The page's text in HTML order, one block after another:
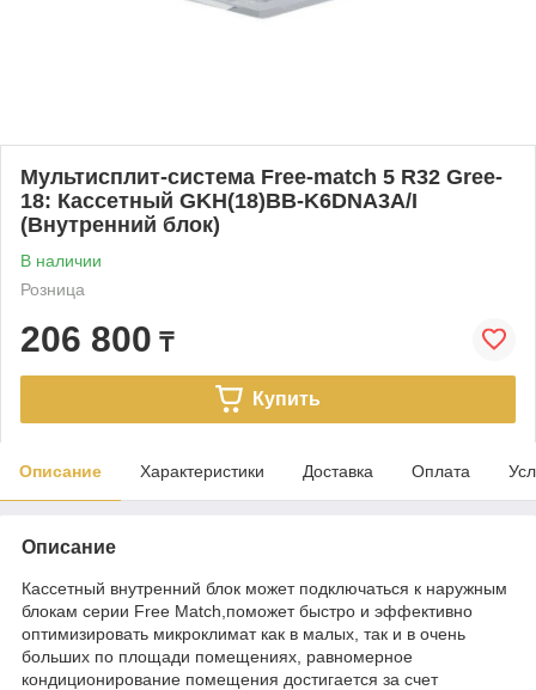
Мультисплит-система Free-match 5 R32 Gree-
18: Кассетный GKH(18)BB-K6DNA3A/I
(Внутренний блок)
В наличии
Розница
206 800 ₸
Купить
Описание Характеристики Доставка Оплата
Описание
Кассетный внутренний блок может подключаться к наружным
блокам серии Free Match,поможет быстро и эффективно
оптимизировать микроклимат как в малых, так и в очень
больших по площади помещениях, равномерное
кондиционирование помещения достигается за счет